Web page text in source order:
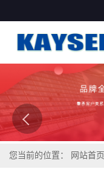
您当前的位置： 网站首页